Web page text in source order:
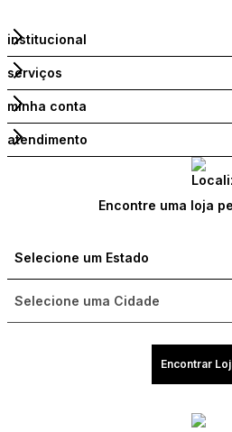
institucional
serviços
minha conta
atendimento
Encontre uma loja
Encontrar